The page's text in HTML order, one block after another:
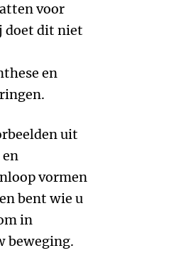
voor
doet dit niet
en
uit
vormen
bent wie u
in
beweging.